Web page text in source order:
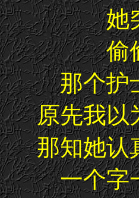
她
偷
那个护
原先我以
那知她认
一个字